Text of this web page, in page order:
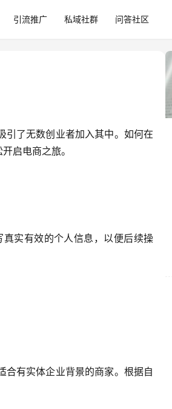
引流推广 私域社群 问答社区
引了无数创业者加入其中。如何在
启电商之旅。
实有效的个人信息，以便后续操
合有实体企业背景的商家。根据自